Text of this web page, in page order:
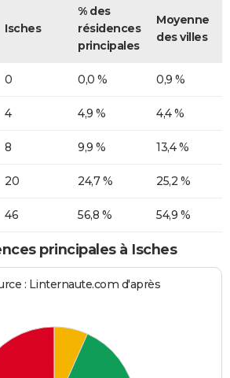
Isches
% des
résidences
principales
Moyenne
des villes
0 0,0 % 0,9 %
4 4,9 % 4,4 %
8 9,9 % 13,4 %
20 24,7 % 25,2 %
46 56,8 % 54,9 %
principales à Isches
: Linternaute.com d'après